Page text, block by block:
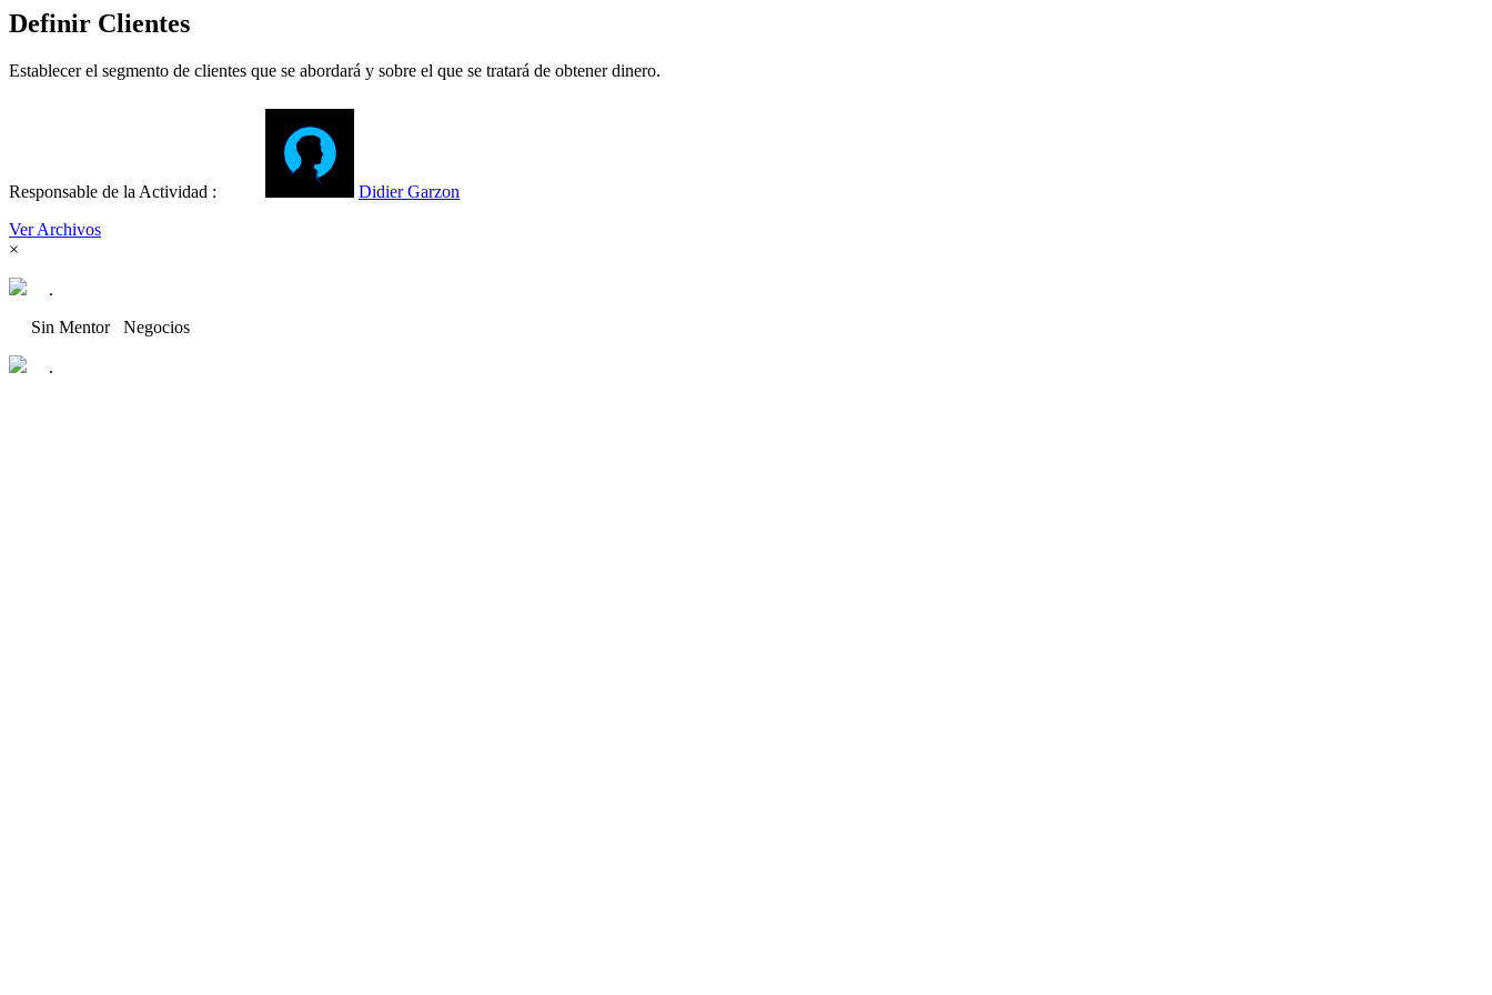
Definir Clientes
Establecer el segmento de clientes que se abordará y sobre el que se tratará de obtener dinero.
Responsable de la Actividad :
Didier Garzon
Ver Archivos
×
.
Sin Mentor Negocios
.